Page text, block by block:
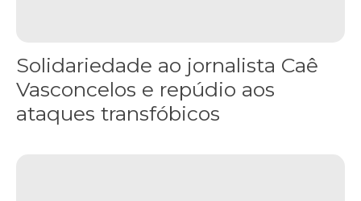
Solidariedade ao jornalista Caê
Vasconcelos e repúdio aos
ataques transfóbicos